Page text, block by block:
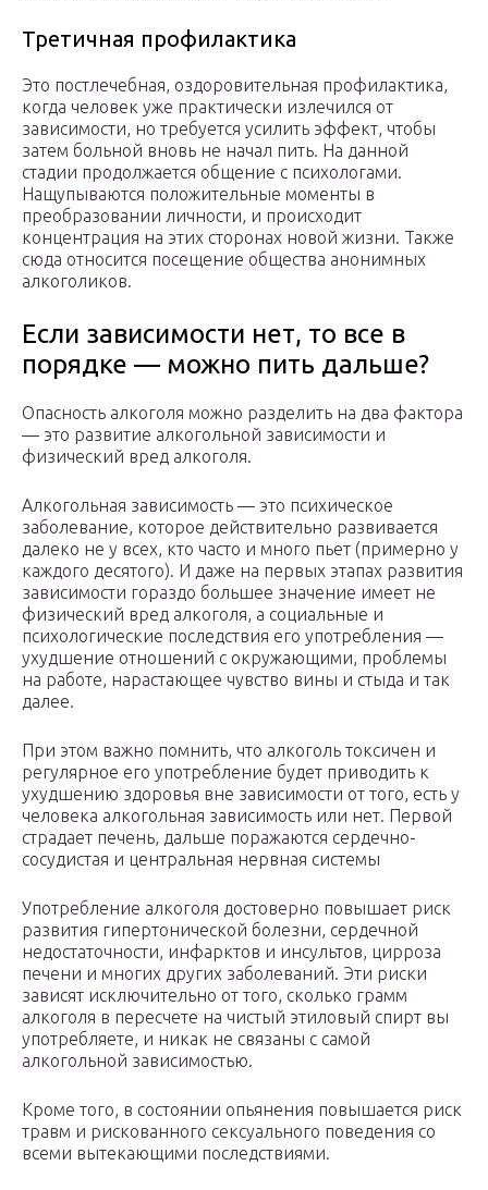
Третичная профилактика
Это постлечебная, оздоровительная профилактика,
когда человек уже практически излечился от
зависимости, но требуется усилить эффект, чтобы
затем больной вновь не начал пить. На данной
стадии продолжается общение с психологами.
Нащупываются положительные моменты в
преобразовании личности, и происходит
концентрация на этих сторонах новой жизни. Также
сюда относится посещение общества анонимных
алкоголиков.
Если зависимости нет, то все в
порядке — можно пить дальше?
Опасность алкоголя можно разделить на два фактора
— это развитие алкогольной зависимости и
физический вред алкоголя.
Алкогольная зависимость — это психическое
заболевание, которое действительно развивается
далеко не у всех, кто часто и много пьет (примерно у
каждого десятого). И даже на первых этапах развития
зависимости гораздо большее значение имеет не
физический вред алкоголя, а социальные и
психологические последствия его употребления —
ухудшение отношений с окружающими, проблемы
на работе, нарастающее чувство вины и стыда и так
далее.
При этом важно помнить, что алкоголь токсичен и
регулярное его употребление будет приводить к
ухудшению здоровья вне зависимости от того, есть у
человека алкогольная зависимость или нет. Первой
страдает печень, дальше поражаются сердечно-
сосудистая и центральная нервная системы
Употребление алкоголя достоверно повышает риск
развития гипертонической болезни, сердечной
недостаточности, инфарктов и инсультов, цирроза
печени и многих других заболеваний. Эти риски
зависят исключительно от того, сколько грамм
алкоголя в пересчете на чистый этиловый спирт вы
употребляете, и никак не связаны с самой
алкогольной зависимостью.
Кроме того, в состоянии опьянения повышается риск
травм и рискованного сексуального поведения со
всеми вытекающими последствиями.